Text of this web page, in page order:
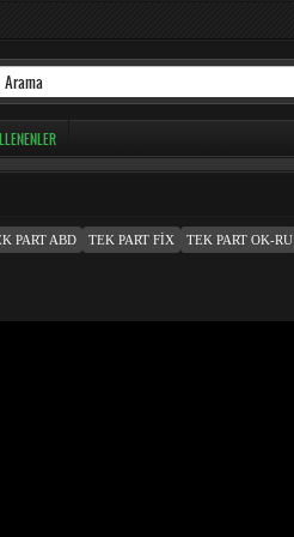
PART ABD TEK PART FIX TEK PART OK-RU